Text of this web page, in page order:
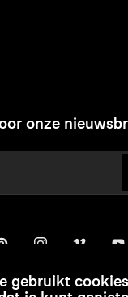
onze
gebruikt